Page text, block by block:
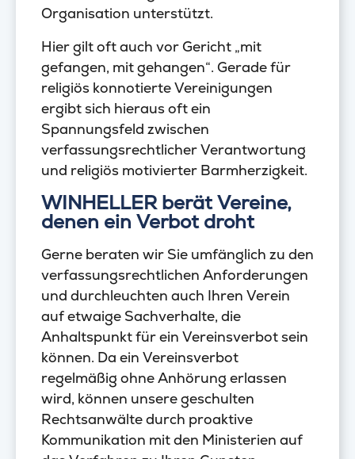
Organisation unterstützt.
Hier gilt oft auch vor Gericht „mit
gefangen, mit gehangen“. Gerade für
religiös konnotierte Vereinigungen
ergibt sich hieraus oft ein
Spannungsfeld zwischen
verfassungsrechtlicher Verantwortung
und religiös motivierter Barmherzigkeit.
WINHELLER berät Vereine,
denen ein Verbot droht
Gerne beraten wir Sie umfänglich zu den
verfassungsrechtlichen Anforderungen
und durchleuchten auch Ihren Verein
auf etwaige Sachverhalte, die
Anhaltspunkt für ein Vereinsverbot sein
können. Da ein Vereinsverbot
regelmäßig ohne Anhörung erlassen
wird, können unsere geschulten
Rechtsanwälte durch proaktive
Kommunikation mit den Ministerien auf